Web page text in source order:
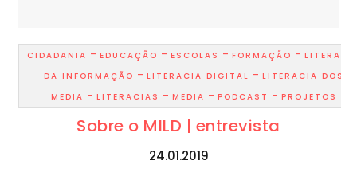
CIDADANIA - EDUCAÇÃO - ESCOLAS - FORMAÇÃO -
DA INFORMAÇÃO - LITERACIA DIGITAL - LITERACIA DOS
MEDIA - LITERACIAS - MEDIA - PODCAST - PROJETOS
Sobre o MILD | entrevista
24.01.2019